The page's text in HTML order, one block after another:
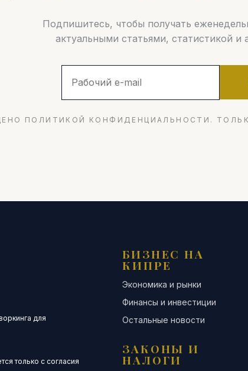
Подпишитесь, чтобы получать
актуальными статьями, статистикой и
ПОЛИТИКОЙ КОНФИДЕНЦИАЛЬНОСТИ.
для
только с согласия
БИЗНЕС НА
КИПРЕ
Экономика и рынки
Финансы и инвестиции
Остальные новости
ЗАКОНЫ И
НАЛОГИ